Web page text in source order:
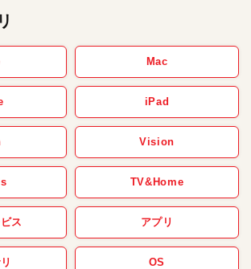
Mac
iPad
Vision
TV&Home
ス アプリ
OS